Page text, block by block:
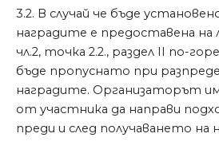
3.2. В случай че бъде
наградите е предоставена на
чл.2, точка 2.2., раздел II по-
бъде пропуснато при
наградите. Организаторът
от участника да направи
преди и след получаването на